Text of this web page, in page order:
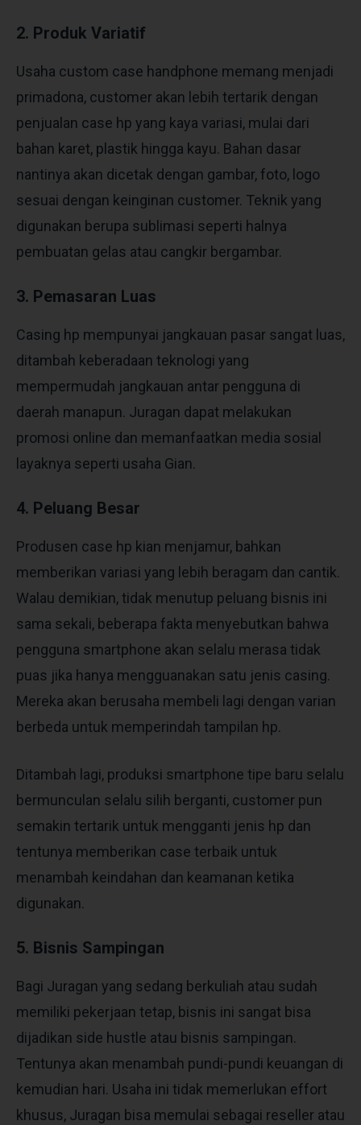
2. Produk Variatif
Usaha custom case handphone memang menjadi
primadona, customer akan lebih tertarik dengan
penjualan case hp yang kaya variasi, mulai dari
bahan karet, plastik hingga kayu. Bahan dasar
nantinya akan dicetak dengan gambar, foto, logo
sesuai dengan keinginan customer. Teknik yang
digunakan berupa sublimasi seperti halnya
pembuatan gelas atau cangkir bergambar.
3. Pemasaran Luas
Casing hp mempunyai jangkauan pasar sangat luas,
ditambah keberadaan teknologi yang
mempermudah jangkauan antar pengguna di
daerah manapun. Juragan dapat melakukan
promosi online dan memanfaatkan media sosial
layaknya seperti usaha Gian.
4. Peluang Besar
Produsen case hp kian menjamur, bahkan
memberikan variasi yang lebih beragam dan cantik.
Walau demikian, tidak menutup peluang bisnis ini
sama sekali, beberapa fakta menyebutkan bahwa
pengguna smartphone akan selalu merasa tidak
puas jika hanya mengguanakan satu jenis casing.
Mereka akan berusaha membeli lagi dengan varian
berbeda untuk memperindah tampilan hp.
Ditambah lagi, produksi smartphone tipe baru selalu
bermunculan selalu silih berganti, customer pun
semakin tertarik untuk mengganti jenis hp dan
tentunya memberikan case terbaik untuk
menambah keindahan dan keamanan ketika
digunakan.
5. Bisnis Sampingan
Bagi Juragan yang sedang berkuliah atau sudah
memiliki pekerjaan tetap, bisnis ini sangat bisa
dijadikan side hustle atau bisnis sampingan.
Tentunya akan menambah pundi-pundi keuangan di
kemudian hari. Usaha ini tidak memerlukan effort
khusus, Juragan bisa memulai sebagai reseller atau